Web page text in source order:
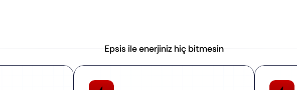
Epsis ile enerjiniz hiç bitmesin